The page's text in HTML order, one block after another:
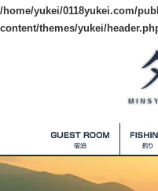
/home/yukei/0118yukei.com/
content/themes/yukei/